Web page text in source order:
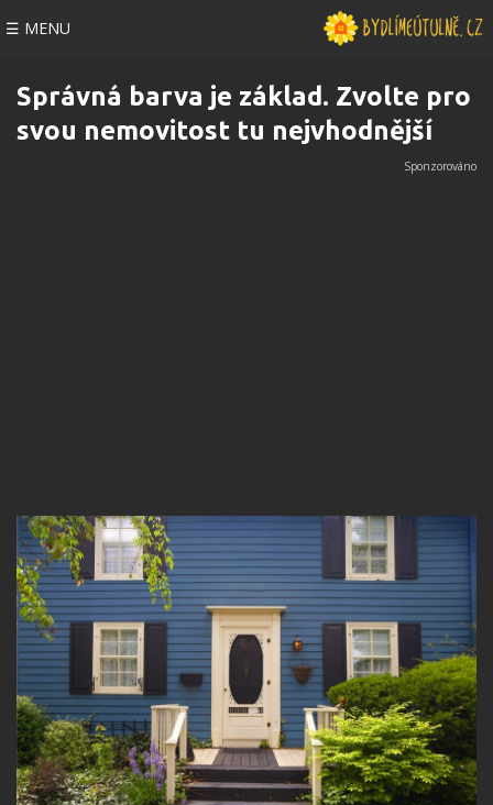
☰ MENU
Správná barva je základ. Zvolte pro
svou nemovitost tu nejvhodnější